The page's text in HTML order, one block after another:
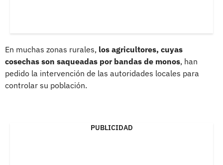
En muchas zonas rurales, los agricultores, cuyas
cosechas son saqueadas por bandas de monos, han
pedido la intervención de las autoridades locales para
controlar su población.
PUBLICIDAD